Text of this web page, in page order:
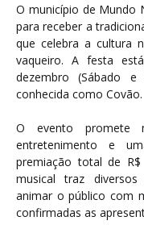
O município de Mundo
para receber a
que celebra a cultura
vaqueiro. A festa
dezembro (Sábado
conhecida como Covão.
O evento promete
entretenimento e
premiação total de
musical traz
animar o público com
confirmadas as